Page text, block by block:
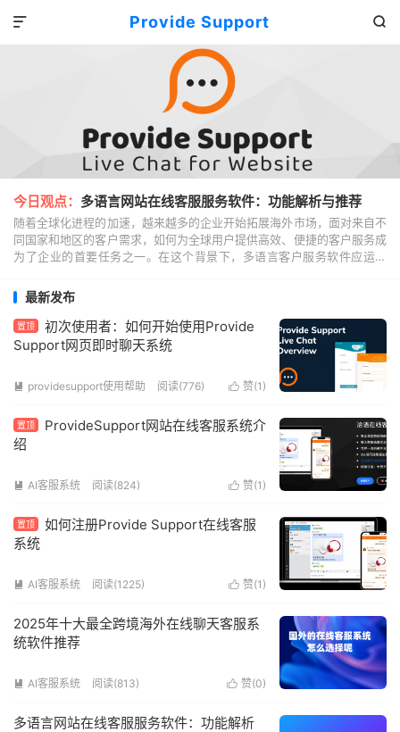
Provide Support 

今日观点： 多语言网站在线客服服务软件：功能解析与推荐
随着全球化进程的加速，越来越多的企业开始拓展海外市场，面对来自不
同国家和地区的客户需求，如何为全球用户提供高效、便捷的客户服务成
为了企业的首要任务之一。在这个背景下，多语言客户服务软件应运而
最新发布
置顶
初次使用者：如何开始使用Provide
Support网页即时聊天系统
 赞(1 )
 providesupport使用帮助 阅读(776)
置顶
ProvideSupport网站在线客服系统介
绍
 赞(1 )
 AI客服系统 阅读(824)
置顶
如何注册Provide Support在线客服
系统
 赞(1 )
 AI客服系统 阅读(1225)
2025年十大最全跨境海外在线聊天客服系
统软件推荐
 赞(0)
 AI客服系统 阅读(813)
多语言网站在线客服服务软件：功能解析